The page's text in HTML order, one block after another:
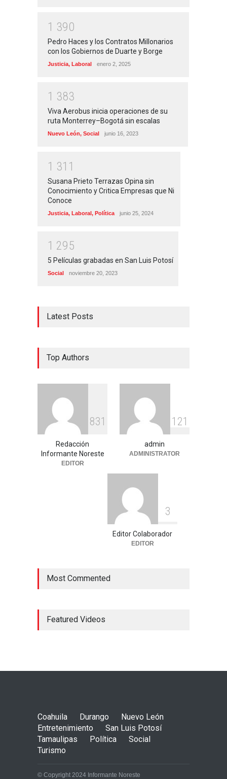
1 390
Pedro Haces y los Contratos Millonarios
con los Gobiernos de Duarte y Borge
Justicia, Laboral enero 2, 2025
1 383
Viva Aerobus inicia operaciones de su
ruta Monterrey–Bogotá sin escalas
Nuevo León, Social junio 16, 2023
1 31 1
Susana Prieto Terrazas Opina sin
Conocimiento y Critica Empresas que Ni
Conoce
Justicia, Laboral, Política junio 25, 2024
1 295
5 Películas grabadas en San Luis Potosí
Social noviembre 20, 2023
Latest Posts
Top Authors
831
Redacción
Informante Noreste
EDITOR
1 21
admin
ADMINISTRATOR
3
Editor Colaborador
EDITOR
Most Commented
Featured Videos
Coahuila Durango
Nuevo León
Entretenimiento
San Luis Potosí
Tamaulipas
Política
Social
Turismo
© Copyright 2024 Informante Noreste